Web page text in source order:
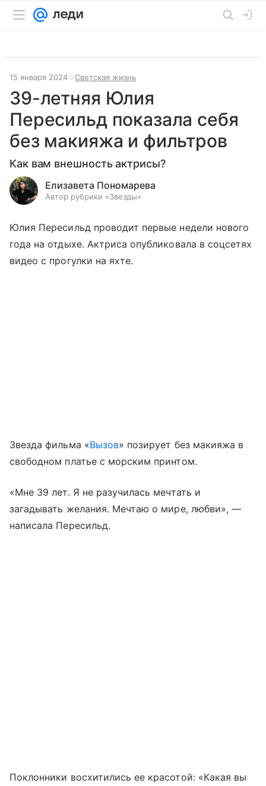
15 января 2024 Светская жизнь
39-летняя Юлия
Пересильд показала себя
без макияжа и фильтров
Как вам внешность актрисы?
Елизавета Пономарева
Автор рубрики «Звезды»
Юлия Пересильд проводит первые недели нового
года на отдыхе. Актриса опубликовала в соцсетях
видео с прогулки на яхте.
Звезда фильма «Вызов» позирует без макияжа в
свободном платье с морским принтом.
«Мне 39 лет. Я не разучилась мечтать и
загадывать желания. Мечтаю о мире, любви», —
написала Пересильд.
Поклонники восхитились ее красотой: «Какая вы